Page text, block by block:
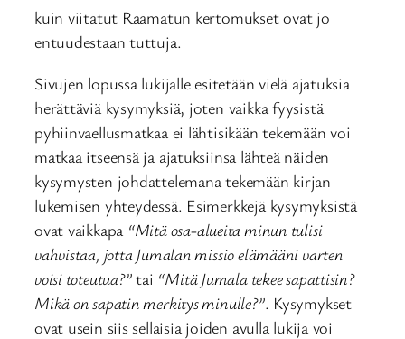
kuin viitatut Raamatun kertomukset ovat jo
entuudestaan tuttuja.
Sivujen lopussa lukijalle esitetään vielä ajatuksia
herättäviä kysymyksiä, joten vaikka fyysistä
pyhiinvaellusmatkaa ei lähtisikään tekemään voi
matkaa itseensä ja ajatuksiinsa lähteä näiden
kysymysten johdattelemana tekemään kirjan
lukemisen yhteydessä. Esimerkkejä kysymyksistä
ovat vaikkapa “Mitä osa-alueita minun tulisi
vahvistaa, jotta Jumalan missio elämääni varten
voisi toteutua?”tai “Mitä Jumala tekee sapattisin?
Mikä on sapatin merkitys minulle?”. Kysymykset
ovat usein siis sellaisia joiden avulla lukija voi